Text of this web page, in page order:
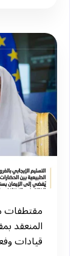
مقتطفات
المنعقد
قيادات